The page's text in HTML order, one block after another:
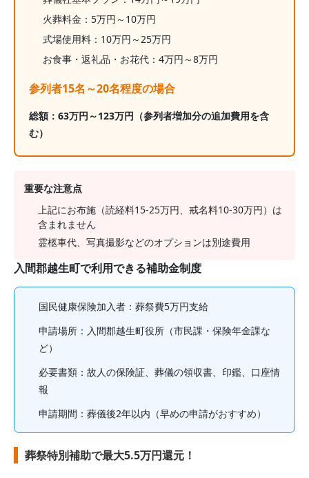
火葬料金： 5万円～ 10万円
式場使用料：10万円～25万円
お食事・返礼品・お花代： 4万円～8万円
参列者15名～20名程度の場合
総額： 63万円～123万円 （参列者増加分の追加費用を含
む）
重要な注意点
上記にお布施（読経料15-25万円、戒名料10-30万円）は
含まれません
霊柩車代、写真撮影などのオプションは別途費用
入間郡越生町で利用できる補助金制度
国民健康保険加入者 ：葬祭費5万円支給
申請場所： 入間郡越生町役所（市民課・保険年金課な
ど）
必要書類：故人の保険証、葬儀の領収書、印鑑、口座情
報
申請期間： 葬儀後2年以内 （早めの申請がおすすめ）
葬祭特別補助で最大5.5万円還元！